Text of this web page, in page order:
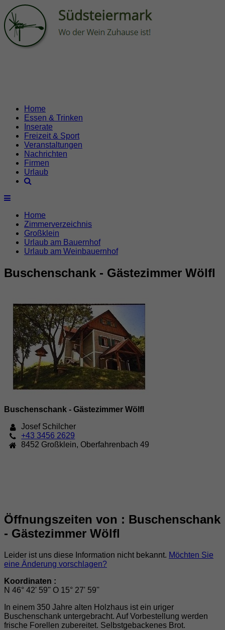
Home
Essen & Trinken
Inserate
Freizeit & Sport
Veranstaltungen
Nachrichten
Firmen
Urlaub
Home
Zimmerverzeichnis
Großklein
Urlaub am Bauernhof
Urlaub am Weinbauernhof
Buschenschank - Gästezimmer Wölfl
Buschenschank - Gästezimmer Wölfl
Josef Schilcher
+43 3456 2629
8452 Großklein, Oberfahrenbach 49
Öffnungszeiten von : Buschenschank
- Gästezimmer Wölfl
Leider ist uns diese Information nicht bekannt. Möchten Sie
eine Änderung vorschlagen?
Koordinaten :
N 46° 42' 59'' O 15° 27' 59''
In einem 350 Jahre alten Holzhaus ist ein uriger
Buschenschank untergebracht. Auf Vorbestellung werden
frische Forellen zubereitet. Selbstgebackenes Brot.